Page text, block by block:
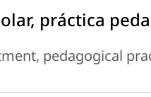
práctica
pedagogical